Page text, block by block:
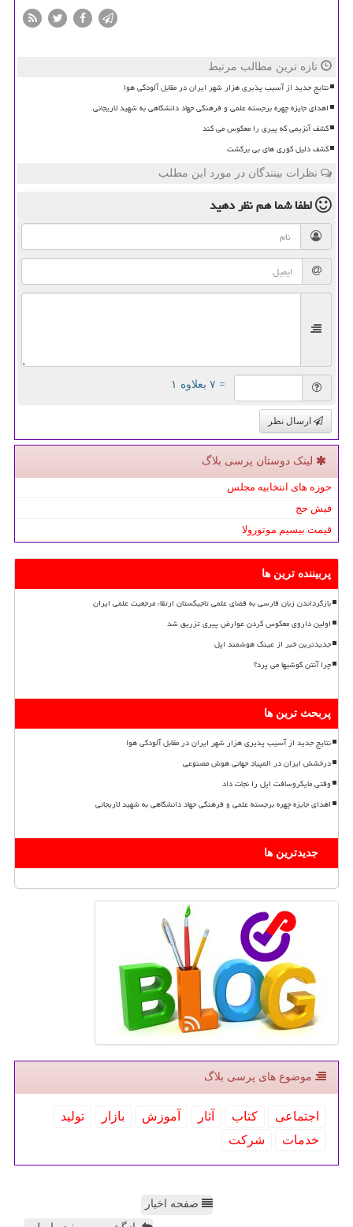
تازه ترین مطالب مرتبط
نتایج جدید از آسیب پذیری هزار شهر ایران در مقابل آلودگی هوا
اهدای جایزه چهره برجسته علمی و فرهنگی جهاد دانشگاهی به شهید لاریجانی
کشف آنزیمی که پیری را معکوس می کند
کشف دلیل کوری های بی برگشت
نظرات بینندگان در مورد این مطلب
لطفا شما همنظر دهید
= ۷ بعلاوه ۱
ارسال نظر
لینک دوستان پرسی بلاگ
حوزه های انتخابیه مجلس
فیش حج
قیمت بیسیم موتورولا
پربیننده ترین ها
بازگرداندن زبان فارسی به فضای علمی تاجیکستان ارتقاء مرجعیت علمی ایران
اولین داروی معکوس کردن عوارض پیری تزریق شد
جدیدترین خبر از عینک هوشمند اپل
چرا آنتن گوشیها می پرد؟
پربحث ترین ها
نتایج جدید از آسیب پذیری هزار شهر ایران در مقابل آلودگی هوا
درخشش ایران در المپیاد جهانی هوش مصنوعی
وقتی مایکروسافت اپل را نجات داد
اهدای جایزه چهره برجسته علمی و فرهنگی جهاد دانشگاهی به شهید لاریجانی
جدیدترین ها
موضوع های پرسی بلاگ
اجتماعی كتاب آثار آموزش بازار
تولید
خدمات
شركت
صفحه اخبار